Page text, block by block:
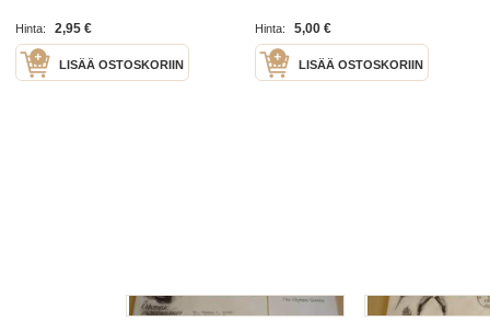
Pohjois-Amerikkaan, minulla on
myös useita
Hinta: 2,95 €
LISÄÄ OSTOSKORIIN
olympialaisten ensipäiväkuoria
Hinta: 5,00 €
LISÄÄ OSTOSKORIIN